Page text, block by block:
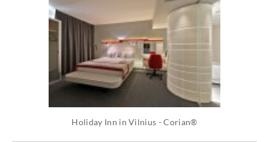
Holiday Inn in Vilnius - Corian®